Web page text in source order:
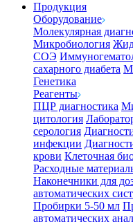
Продукция
Оборудование
Молекулярная
Микробиология
СОЭ
сахарного диабета
Генетика
Реагенты
ПЦР диагностика
цитология
серология
инфекции
крови Клеточная
Расходные
Наконечники для
автоматических
Пробирки 5-50 мл
автоматических